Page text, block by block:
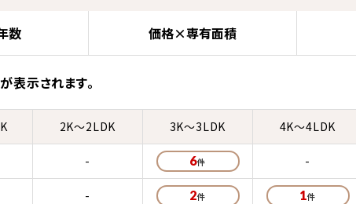
数 価格×専有面積
表示されます。
2K～2LDK 3K～3LDK 4K～4LDK
- 6 -
- 2 1